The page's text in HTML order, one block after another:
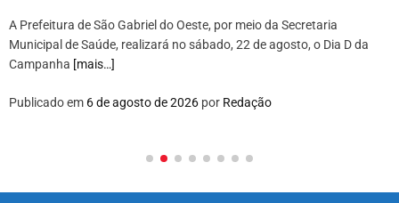
A Prefeitura de São Gabriel do Oeste, por meio da Secretaria
Municipal de Saúde, realizará no sábado, 22 de agosto, o Dia D da
Campanha [mais…]
Publicado em 6 de agosto de 2026 por Redação